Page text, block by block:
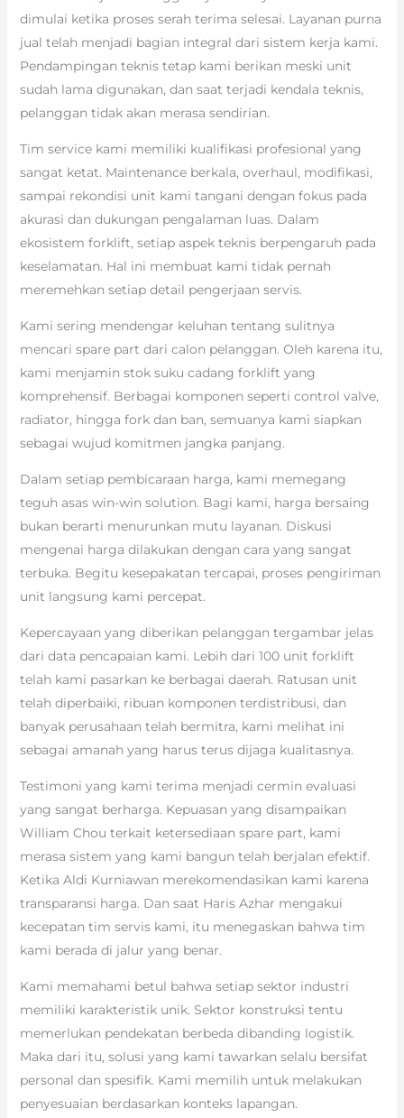
dimulai ketika proses serah terima selesai. Layanan purna
jual telah menjadi bagian integral dari sistem kerja kami.
Pendampingan teknis tetap kami berikan meski unit
sudah lama digunakan, dan saat terjadi kendala teknis,
pelanggan tidak akan merasa sendirian.
Tim service kami memiliki kualifikasi profesional yang
sangat ketat. Maintenance berkala, overhaul, modifikasi,
sampai rekondisi unit kami tangani dengan fokus pada
akurasi dan dukungan pengalaman luas. Dalam
ekosistem forklift, setiap aspek teknis berpengaruh pada
keselamatan. Hal ini membuat kami tidak pernah
meremehkan setiap detail pengerjaan servis.
Kami sering mendengar keluhan tentang sulitnya
mencari spare part dari calon pelanggan. Oleh karena itu,
kami menjamin stok suku cadang forklift yang
komprehensif. Berbagai komponen seperti control valve,
radiator, hingga fork dan ban, semuanya kami siapkan
sebagai wujud komitmen jangka panjang.
Dalam setiap pembicaraan harga, kami memegang
teguh asas win-win solution. Bagi kami, harga bersaing
bukan berarti menurunkan mutu layanan. Diskusi
mengenai harga dilakukan dengan cara yang sangat
terbuka. Begitu kesepakatan tercapai, proses pengiriman
unit langsung kami percepat.
Kepercayaan yang diberikan pelanggan tergambar jelas
dari data pencapaian kami. Lebih dari 100 unit forklift
telah kami pasarkan ke berbagai daerah. Ratusan unit
telah diperbaiki, ribuan komponen terdistribusi, dan
banyak perusahaan telah bermitra, kami melihat ini
sebagai amanah yang harus terus dijaga kualitasnya.
Testimoni yang kami terima menjadi cermin evaluasi
yang sangat berharga. Kepuasan yang disampaikan
William Chou terkait ketersediaan spare part, kami
merasa sistem yang kami bangun telah berjalan efektif.
Ketika Aldi Kurniawan merekomendasikan kami karena
transparansi harga. Dan saat Haris Azhar mengakui
kecepatan tim servis kami, itu menegaskan bahwa tim
kami berada di jalur yang benar.
Kami memahami betul bahwa setiap sektor industri
memiliki karakteristik unik. Sektor konstruksi tentu
memerlukan pendekatan berbeda dibanding logistik.
Maka dari itu, solusi yang kami tawarkan selalu bersifat
personal dan spesifik. Kami memilih untuk melakukan
penyesuaian berdasarkan konteks lapangan.